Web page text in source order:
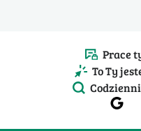
Prace
To Ty